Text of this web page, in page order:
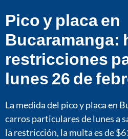
Pico y placa en
Bucaramanga:
restricciones
lunes 26 de
La medida del pico y placa en
carros particulares de lunes a
la restricción, la multa es de